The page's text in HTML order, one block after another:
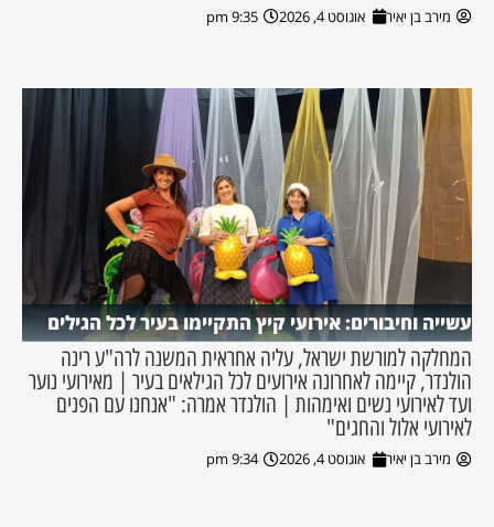
מירב בן יאיר אוגוסט 4, 2026 9:35 pm
עשייה וחיבורים: אירועי קיץ התקיימו בעיר לכל הגילים
המחלקה למורשת ישראל, עליה אחראית המשנה לרה"ע רינה
הולנדר, קיימה לאחרונה אירועים לכל הגילאים בעיר | מאירועי נוער
ועד לאירועי נשים ואימהות | הולנדר אמרה: "אנחנו עם הפנים
לאירועי אלול והחגים"
מירב בן יאיר אוגוסט 4, 2026 9:34 pm